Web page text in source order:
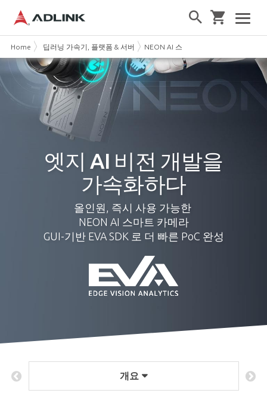
Home 딥러닝 가속기, 플랫폼 & 서버 NEON AI 스마트 카메라 – 머신비전의
엣지 AI 비전 개발을
가속화하다
올인원, 즉시 사용 가능한
NEON AI 스마트 카메라
GUI-기반 EVA SDK 로 더 빠른 PoC 완성
개요